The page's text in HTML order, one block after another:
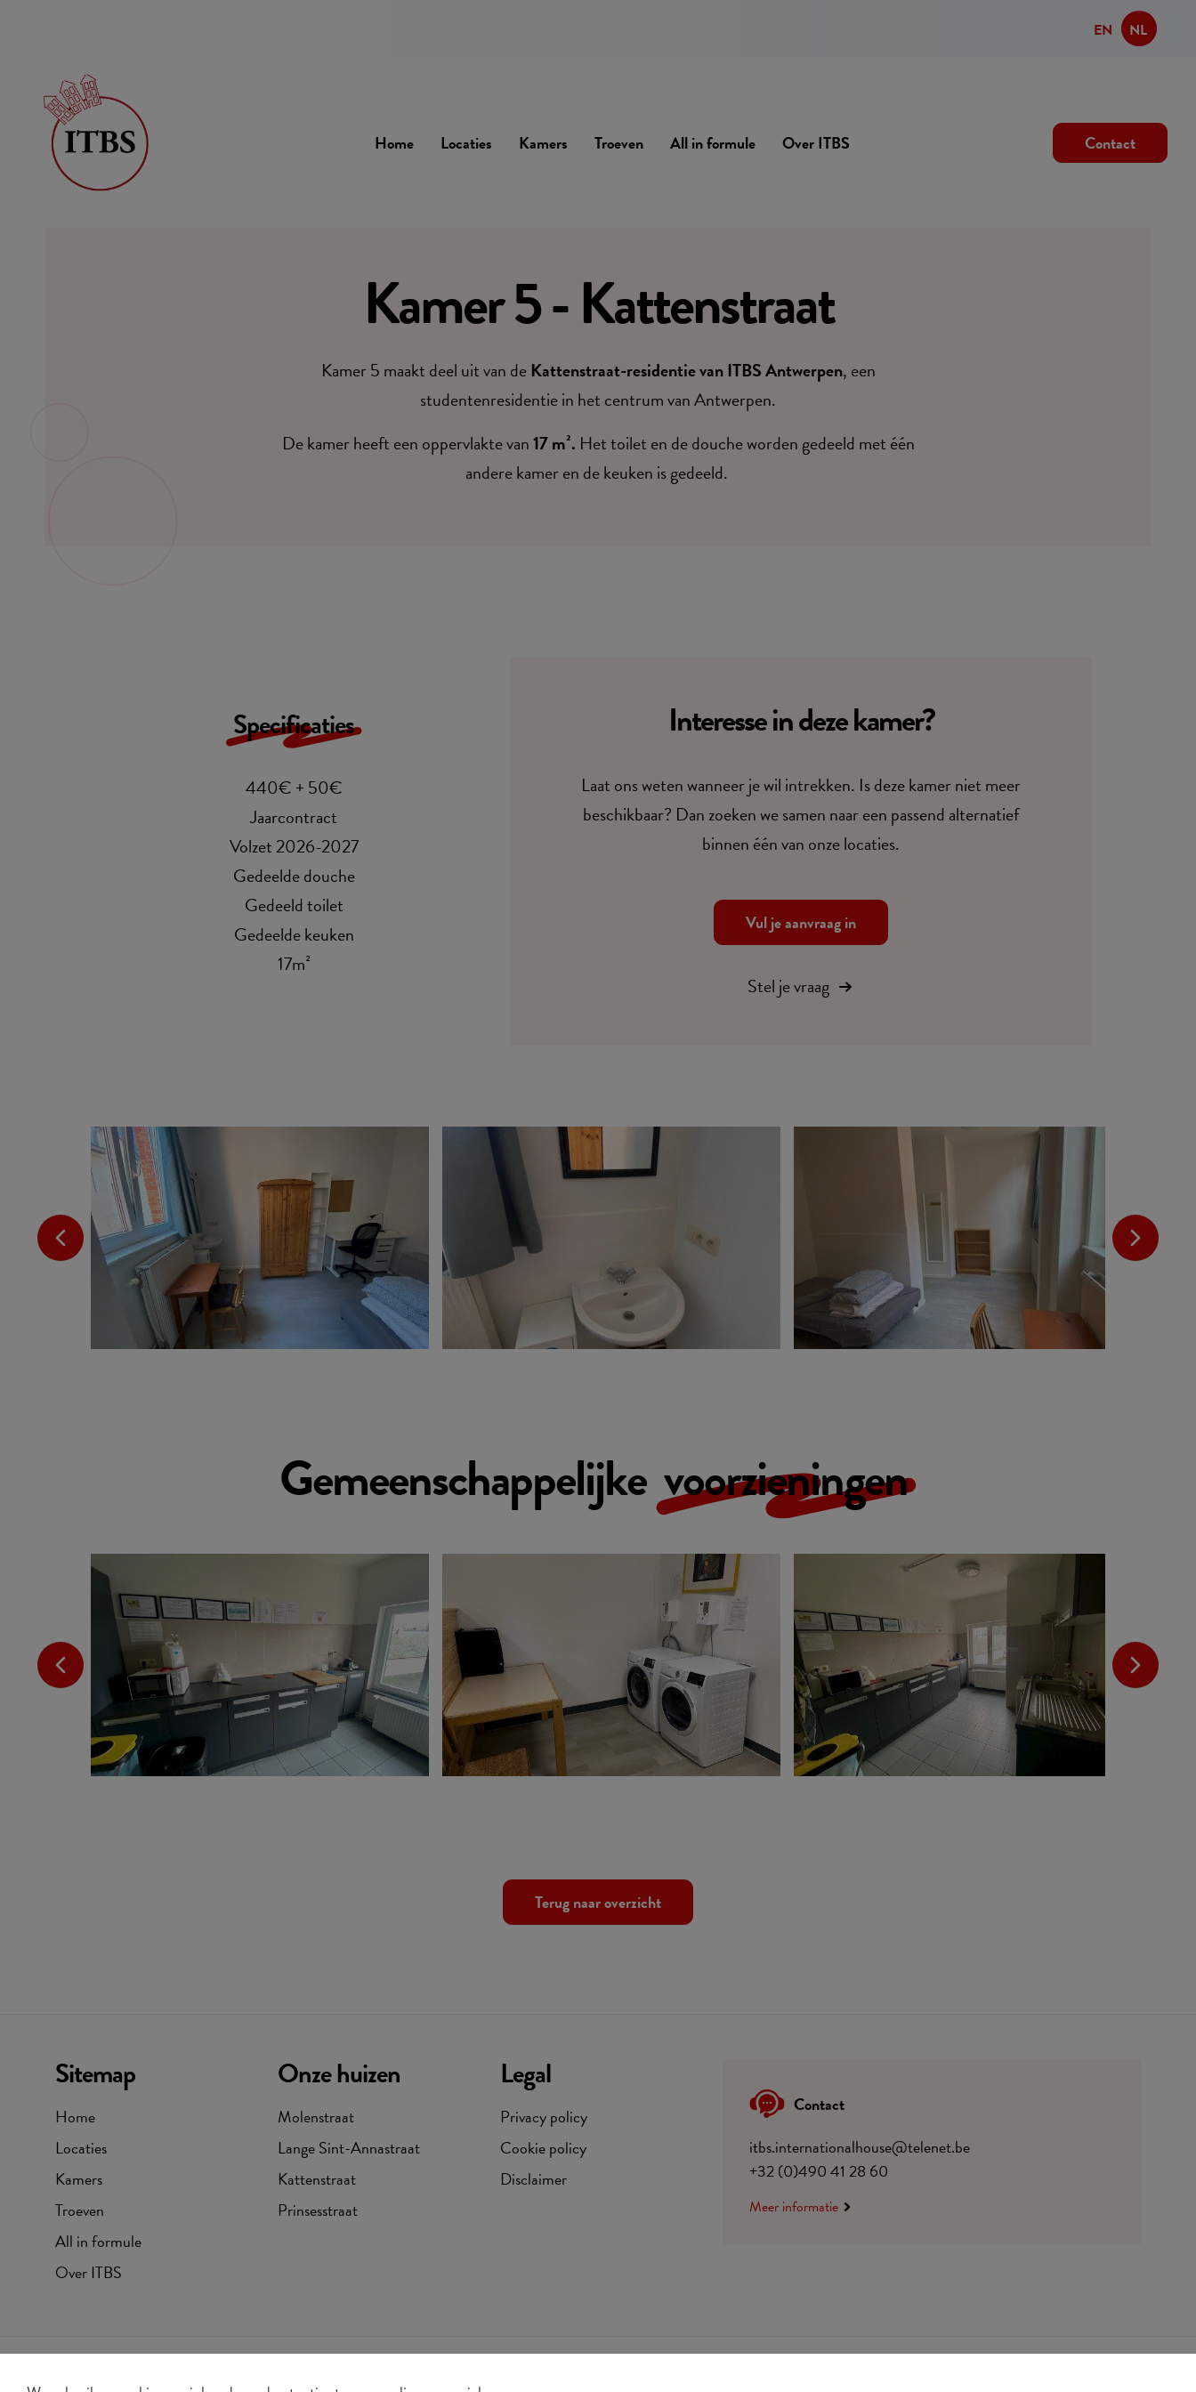
EN NL
Contact
Home Locaties Kamers Troeven All in formule Over ITBS
Kamer 5 - Kattenstraat
Kamer 5 maakt deel uit van deKattenstraat-residentie van ITBS Antwerpen, een
studentenresidentie in het centrum van Antwerpen.
De kamer heeft een oppervlakte van17 m². Het toilet en de douche worden gedeeld met één
andere kamer en de keuken is gedeeld.
Specificaties
440€ + 50€
Jaarcontract
Volzet 2026-2027
Gedeelde douche
Gedeeld toilet
Gedeelde keuken
17m²
Interesse in deze kamer?
Laat ons weten wanneer je wil intrekken. Is deze kamer niet meer
beschikbaar? Dan zoeken we samen naar een passend alternatief
binnen één van onze locaties.
Vul je aanvraag in
Stel je vraag
Gemeenschappelijke voorzieningen
Terug naar overzicht
Sitemap
Home
Locaties
Kamers
Troeven
All in formule
Over ITBS
Contact
itbs.internationalhouse@telenet.be
+32 (0)490 41 28 60
Meer informatie
Legal
Privacy policy
Cookie policy
Disclaimer
Onze huizen
Molenstraat
Lange Sint-Annastraat
Kattenstraat
Prinsesstraat